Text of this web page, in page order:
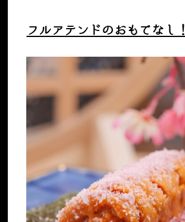
フルアテンドのおもてなし！